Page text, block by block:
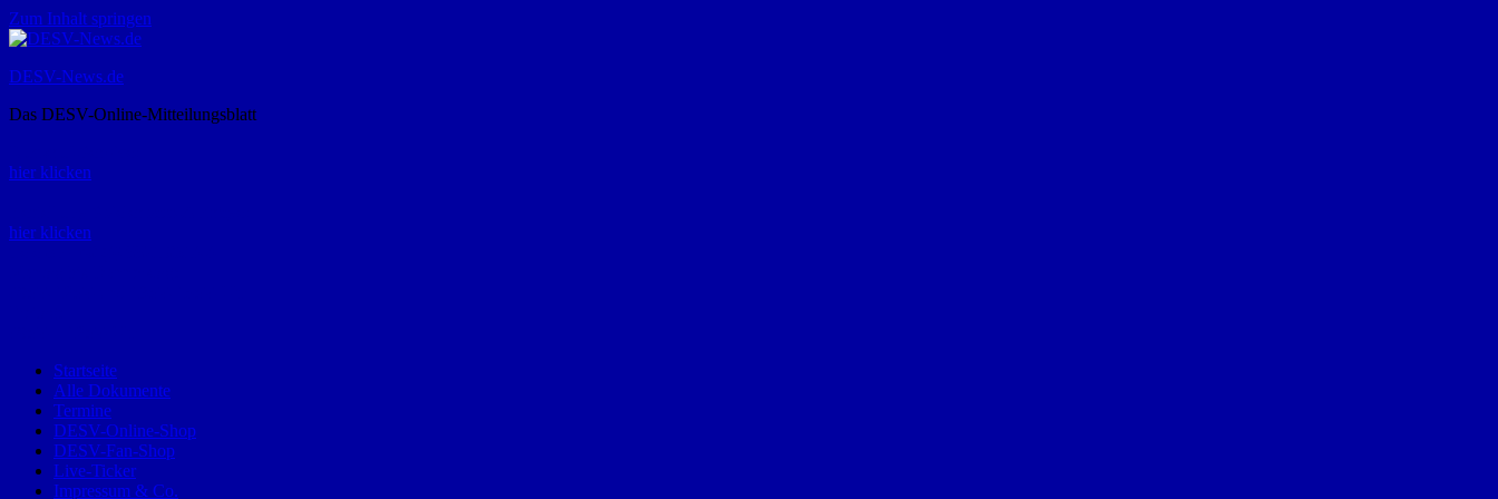
Zum Inhalt springen
DESV-News.de
Das DESV-Online-Mitteilungsblatt
hier klicken
hier klicken
Startseite
Alle Dokumente
Termine
DESV-Online-Shop
DESV-Fan-Shop
Live-Ticker
Impressum & Co.